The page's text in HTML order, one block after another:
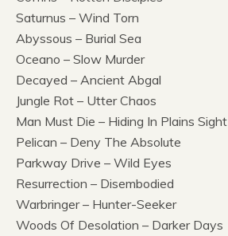
Saturnus – Wind Torn
Abyssous – Burial Sea
Oceano – Slow Murder
Decayed – Ancient Abgal
Jungle Rot – Utter Chaos
Man Must Die – Hiding In Plains Sight
Pelican – Deny The Absolute
Parkway Drive – Wild Eyes
Resurrection – Disembodied
Warbringer – Hunter-Seeker
Woods Of Desolation – Darker Days